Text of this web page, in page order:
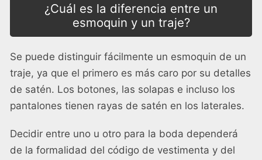
¿Cuál es la diferencia entre un
esmoquin y un traje?
Se puede distinguir fácilmente un esmoquin de un
traje, ya que el primero es más caro por su detalles
de satén. Los botones, las solapas e incluso los
pantalones tienen rayas de satén en los laterales.
Decidir entre uno u otro para la boda dependerá
de la formalidad del código de vestimenta y del